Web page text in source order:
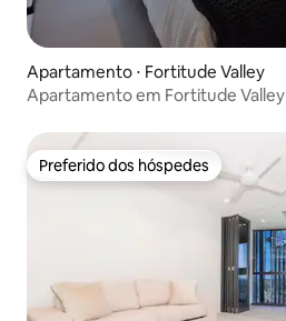
Apartamento ⋅ Fortitude Valley
Apartamento em Fortitude Valley
Preferido dos hóspedes
Preferido dos hóspedes